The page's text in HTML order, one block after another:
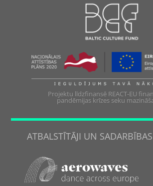
Projektu līdzfinansē REACT-EU
pandēmijas krīzes seku
ATBALSTĪTĀJI UN